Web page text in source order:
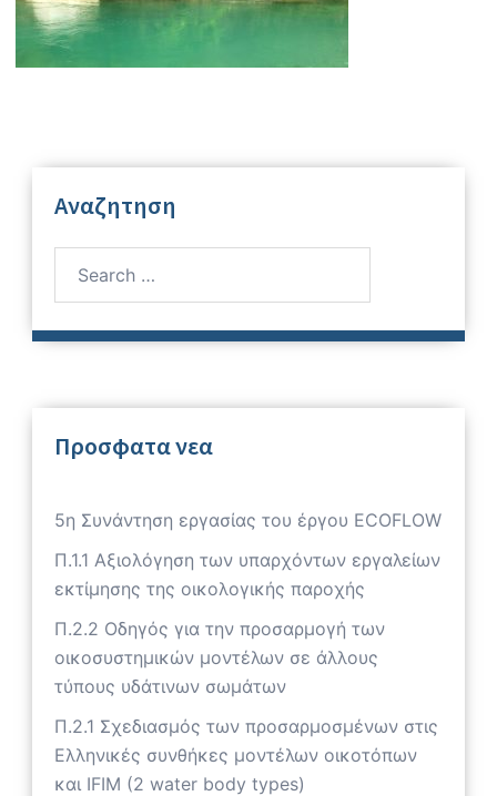
Αναζητηση
Προσφατα νεα
5η Συνάντηση εργασίας του έργου ECOFLOW
Π.1.1 Αξιολόγηση των υπαρχόντων εργαλείων
εκτίμησης της οικολογικής παροχής
Π.2.2 Οδηγός για την προσαρμογή των
οικοσυστημικών μοντέλων σε άλλους
τύπους υδάτινων σωμάτων
Π.2.1 Σχεδιασμός των προσαρμοσμένων στις
Ελληνικές συνθήκες μοντέλων οικοτόπων
και IFIM (2 water body types)